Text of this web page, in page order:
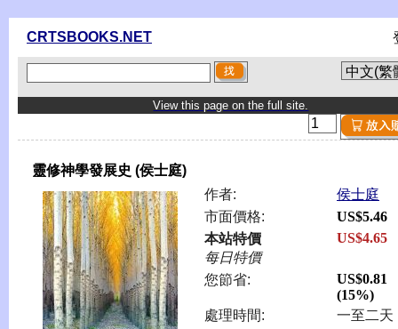
CRTSBOOKS.NET
View this page on the full site.
靈修神學發展史 (侯士庭)
作者:
侯士庭
市面價格:
US$5.46
本站特價
每日特價
US$4.65
您節省:
US$0.81
(15%)
處理時間:
一至二天